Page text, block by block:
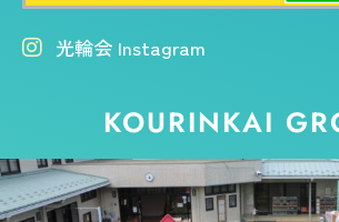
光輪会 Instagram
KOURINKAI